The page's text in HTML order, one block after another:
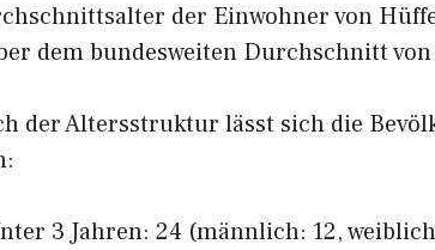
der Einwohner von
dem bundesweiten Durchschnitt von
der Altersstruktur lässt sich die
3 Jahren: 24 (männlich: 12,